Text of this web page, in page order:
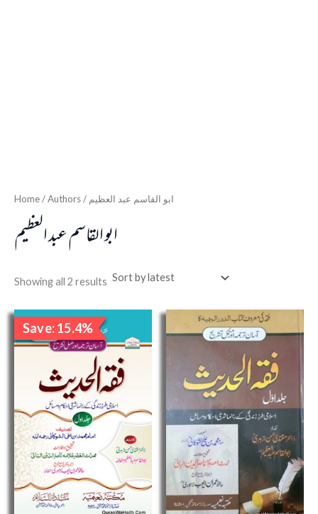
Home / Authors / ابو القاسم عبد العظیم
ابو القاسم عبد العظیم
Showing all 2 results
Save: 15.4%
Sale!
Original
price
was:
₹1,300.00.
Current
is:
₹1,100.00.